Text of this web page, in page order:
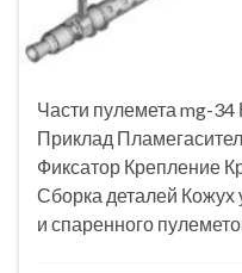
Части пулемета mg-34
Приклад
Фиксатор Крепление
Сборка деталей
и спаренного